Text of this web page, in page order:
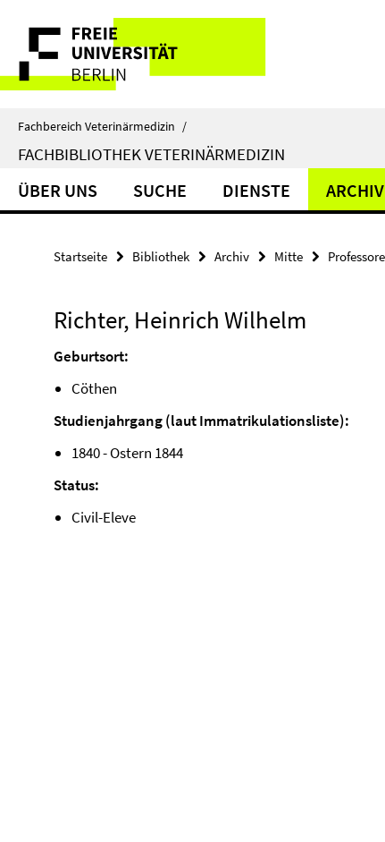
direkt
Inhalt
Service-
Navigation
Fachbereich Veterinärmedizin /
FACHBIBLIOTHEK VETERINÄRMEDIZIN
ÜBER UNS SUCHE DIENSTE ARCHIV
Startseite Bibliothek Archiv Mitte
Richter, Heinrich Wilhelm
Geburtsort:
Cöthen
Studienjahrgang (laut Immatrikulationsliste):
1840 - Ostern 1844
Status:
Civil-Eleve